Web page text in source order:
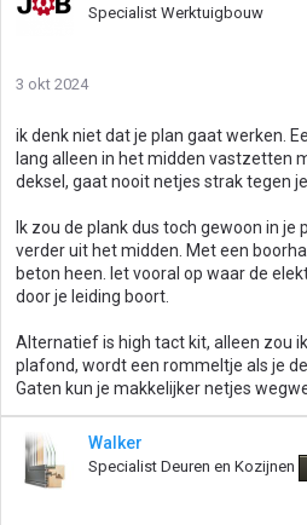
Specialist Werktuigbouw
3 okt 2024
ik denk niet dat je plan gaat werken.
lang alleen in het midden vastzetten
deksel, gaat nooit netjes strak tegen
Ik zou de plank dus toch gewoon in
verder uit het midden. Met een
beton heen. let vooral op waar de
door je leiding boort.
Alternatief is high tact kit, alleen zou
plafond, wordt een rommeltje als je
Gaten kun je makkelijker netjes
Walker
Specialist Deuren en Kozijnen